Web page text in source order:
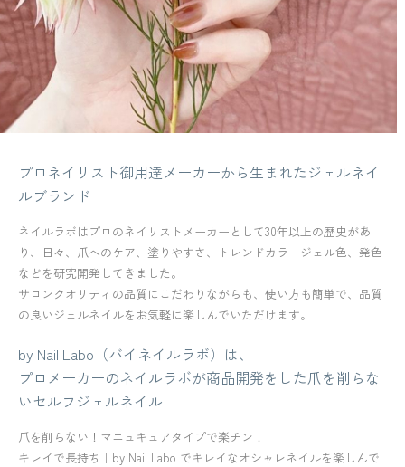
プロネイリスト御用達メーカーから生まれたジェルネイ
ルブランド
ネイルラボはプロのネイリストメーカーとして30年以上の歴史があ
り、日々、爪へのケア、塗りやすさ、トレンドカラージェル色、発色
などを研究開発してきました。
サロンクオリティの品質にこだわりながらも、使い方も簡単で、品質
の良いジェルネイルをお気軽に楽しんでいただけます。
by Nail Labo（バイネイルラボ）は、
プロメーカーのネイルラボが商品開発をした爪を削らな
いセルフジェルネイル
爪を削らない！マニュキュアタイプで楽チン！
キレイで長持ち｜by Nail Labo でキレイなオシャレネイルを楽しんで